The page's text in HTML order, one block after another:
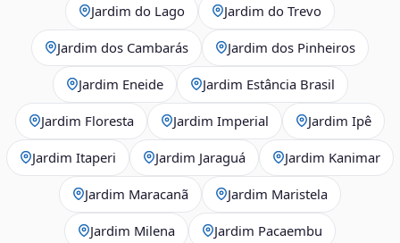
Jardim do Lago Jardim do Trevo
Jardim dos Cambarás Jardim dos Pinheiros
Jardim Eneide Jardim Estância Brasil
Jardim Floresta Jardim Imperial Jardim Ipê
Jardim Itaperi Jardim Jaraguá Jardim Kanimar
Jardim Maracanã Jardim Maristela
Jardim Milena Jardim Pacaembu